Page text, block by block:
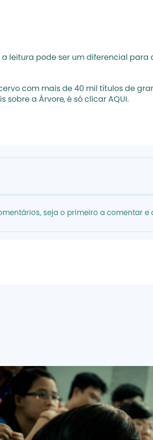
leitura pode ser um diferencial
com mais de 40 mil títulos de
sobre a Árvore, é só clicar AQUI.
seja o primeiro a comentar e